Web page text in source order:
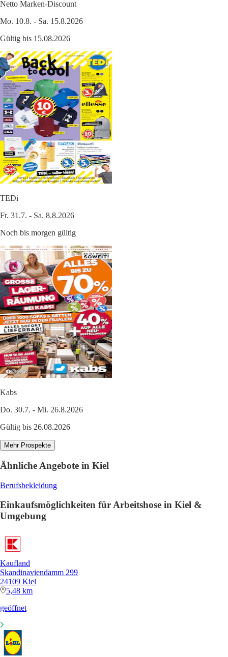
Netto Marken-Discount
Mo. 10.8. - Sa. 15.8.2026
Gültig bis 15.08.2026
TEDi
Fr. 31.7. - Sa. 8.8.2026
Noch bis morgen gültig
Kabs
Do. 30.7. - Mi. 26.8.2026
Gültig bis 26.08.2026
Mehr Prospekte
Ähnliche Angebote in Kiel
Berufsbekleidung
Einkaufsmöglichkeiten für Arbeitshose in Kiel &
Umgebung
Kaufland
Skandinaviendamm 299
24109 Kiel
5,48 km
geöffnet